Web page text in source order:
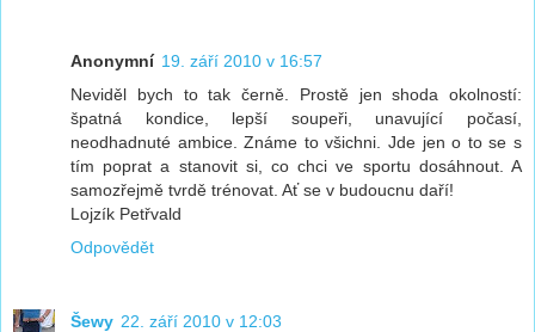
Anonymní 19. září 2010 v 16:57
Neviděl bych to tak černě. Prostě jen shoda okolností:
špatná kondice, lepší soupeři, unavující počasí,
neodhadnuté ambice. Známe to všichni. Jde jen o to se s
tím poprat a stanovit si, co chci ve sportu dosáhnout. A
samozřejmě tvrdě trénovat. Ať se v budoucnu daří!
Lojzík Petřvald
Odpovědět
Šewy 22. září 2010 v 12:03